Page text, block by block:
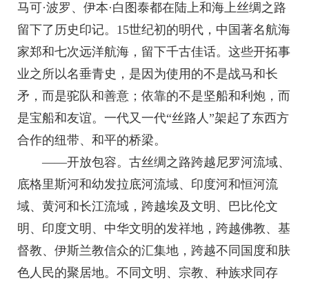
马可·波罗、伊本·白图泰都在陆上和海上丝绸之路
留下了历史印记。15世纪初的明代，中国著名航海
家郑和七次远洋航海，留下千古佳话。这些开拓事
业之所以名垂青史，是因为使用的不是战马和长
矛，而是驼队和善意；依靠的不是坚船和利炮，而
是宝船和友谊。一代又一代“丝路人”架起了东西方
合作的纽带、和平的桥梁。
——开放包容。古丝绸之路跨越尼罗河流域、
底格里斯河和幼发拉底河流域、印度河和恒河流
域、黄河和长江流域，跨越埃及文明、巴比伦文
明、印度文明、中华文明的发祥地，跨越佛教、基
督教、伊斯兰教信众的汇集地，跨越不同国度和肤
色人民的聚居地。不同文明、宗教、种族求同存